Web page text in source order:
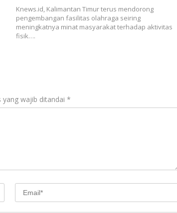
Knews.id, Kalimantan Timur terus mendorong
pengembangan fasilitas olahraga seiring
meningkatnya minat masyarakat terhadap aktivitas
fisik….
yang wajib ditandai *